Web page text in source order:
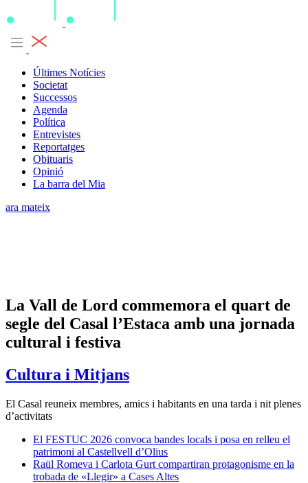
Últimes Notícies
Societat
Successos
Agenda
Política
Entrevistes
Reportatges
Obituaris
Opinió
La barra del Mia
ara mateix
La Vall de Lord commemora el quart de
segle del Casal l’Estaca amb una jornada
cultural i festiva
Cultura i Mitjans
El Casal reuneix membres, amics i habitants en una tarda i nit plenes
d’activitats
El FESTUC 2026 convoca bandes locals i posa en relleu el
patrimoni al Castellvell d’Olius
Raül Romeva i Carlota Gurt compartiran protagonisme en la
trobada de «Llegir» a Cases Altes